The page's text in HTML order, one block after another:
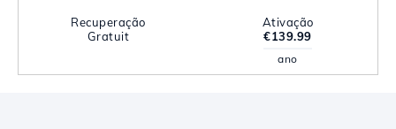
Recuperação
Gratuit
Ativação
€139.99
ano